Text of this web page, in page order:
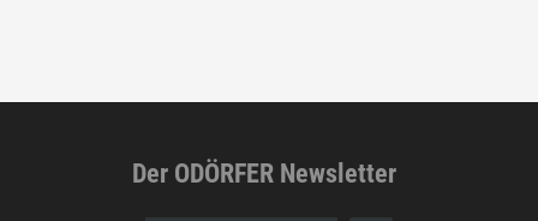
Der ODÖRFER Newsletter